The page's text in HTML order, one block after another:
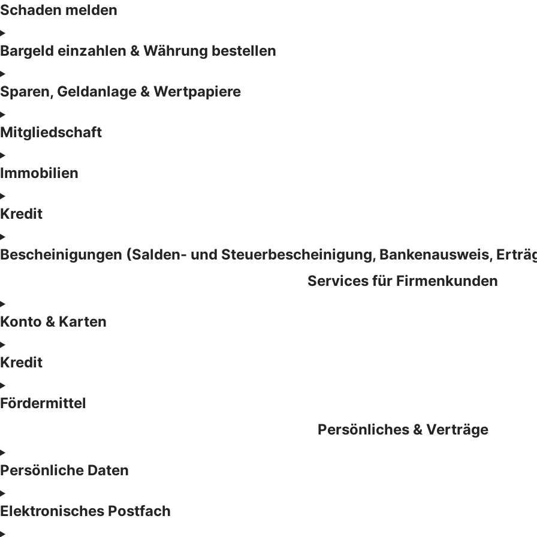
Schaden melden
Bargeld einzahlen & Währung bestellen
Sparen, Geldanlage & Wertpapiere
Mitgliedschaft
Immobilien
Kredit
Bescheinigungen (Salden- und Steuerbescheinigung, Bankenausweis,
Services für Firmenkunden
Konto & Karten
Kredit
Fördermittel
Persönliches & Verträge
Persönliche Daten
Elektronisches Postfach